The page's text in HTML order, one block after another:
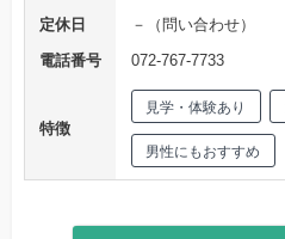
定休日
－（問い合わせ）
電話番号
072-767-7733
特徴
見学・体験あり
男性にもおすすめ